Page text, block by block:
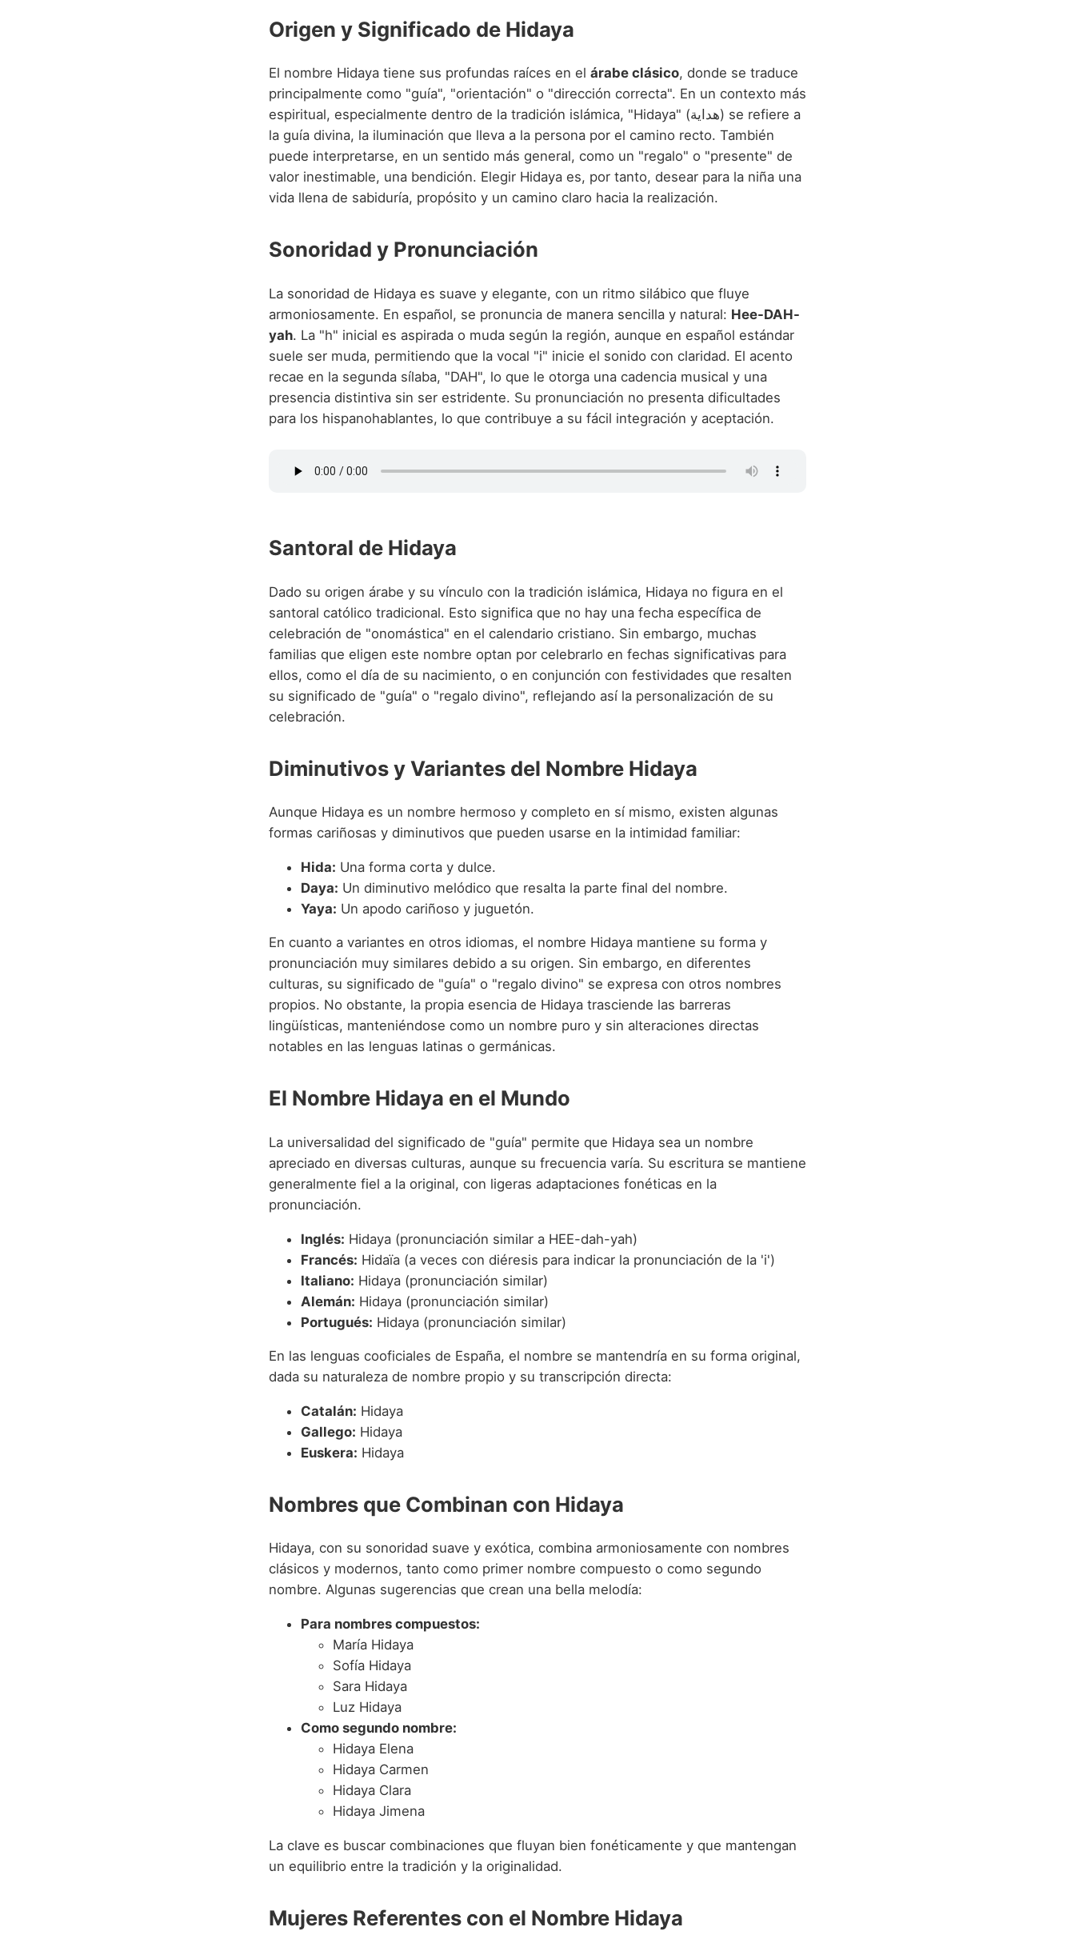
Origen y Significado de Hidaya
El nombre Hidaya tiene sus profundas raíces en el árabe clásico, donde se traduce
principalmente como "guía", "orientación" o "dirección correcta". En un contexto más
espiritual, especialmente dentro de la tradición islámica, "Hidaya" (هدایة) se refiere a
la guía divina, la iluminación que lleva a la persona por el camino recto. También
puede interpretarse, en un sentido más general, como un "regalo" o "presente" de
valor inestimable, una bendición. Elegir Hidaya es, por tanto, desear para la niña una
vida llena de sabiduría, propósito y un camino claro hacia la realización.
Sonoridad y Pronunciación
La sonoridad de Hidaya es suave y elegante, con un ritmo silábico que fluye
armoniosamente. En español, se pronuncia de manera sencilla y natural: Hee-DAH-
yah. La "h" inicial es aspirada o muda según la región, aunque en español estándar
suele ser muda, permitiendo que la vocal "i" inicie el sonido con claridad. El acento
recae en la segunda sílaba, "DAH", lo que le otorga una cadencia musical y una
presencia distintiva sin ser estridente. Su pronunciación no presenta dificultades
para los hispanohablantes, lo que contribuye a su fácil integración y aceptación.
Santoral de Hidaya
Dado su origen árabe y su vínculo con la tradición islámica, Hidaya no figura en el
santoral católico tradicional. Esto significa que no hay una fecha específica de
celebración de "onomástica" en el calendario cristiano. Sin embargo, muchas
familias que eligen este nombre optan por celebrarlo en fechas significativas para
ellos, como el día de su nacimiento, o en conjunción con festividades que resalten
su significado de "guía" o "regalo divino", reflejando así la personalización de su
celebración.
Diminutivos y Variantes del Nombre Hidaya
Aunque Hidaya es un nombre hermoso y completo en sí mismo, existen algunas
formas cariñosas y diminutivos que pueden usarse en la intimidad familiar:
Hida: Una forma corta y dulce.
Daya: Un diminutivo melódico que resalta la parte final del nombre.
Yaya: Un apodo cariñoso y juguetón.
En cuanto a variantes en otros idiomas, el nombre Hidaya mantiene su forma y
pronunciación muy similares debido a su origen. Sin embargo, en diferentes
culturas, su significado de "guía" o "regalo divino" se expresa con otros nombres
propios. No obstante, la propia esencia de Hidaya trasciende las barreras
lingüísticas, manteniéndose como un nombre puro y sin alteraciones directas
notables en las lenguas latinas o germánicas.
El Nombre Hidaya en el Mundo
La universalidad del significado de "guía" permite que Hidaya sea un nombre
apreciado en diversas culturas, aunque su frecuencia varía. Su escritura se mantiene
generalmente fiel a la original, con ligeras adaptaciones fonéticas en la
pronunciación.
Inglés: Hidaya (pronunciación similar a HEE-dah-yah)
Francés: Hidaïa (a veces con diéresis para indicar la pronunciación de la 'i')
Italiano: Hidaya (pronunciación similar)
Alemán: Hidaya (pronunciación similar)
Portugués: Hidaya (pronunciación similar)
En las lenguas cooficiales de España, el nombre se mantendría en su forma original,
dada su naturaleza de nombre propio y su transcripción directa:
Catalán: Hidaya
Gallego: Hidaya
Euskera: Hidaya
Nombres que Combinan con Hidaya
Hidaya, con su sonoridad suave y exótica, combina armoniosamente con nombres
clásicos y modernos, tanto como primer nombre compuesto o como segundo
nombre. Algunas sugerencias que crean una bella melodía:
Para nombres compuestos:
María Hidaya
Sofía Hidaya
Sara Hidaya
Luz Hidaya
Como segundo nombre:
Hidaya Elena
Hidaya Carmen
Hidaya Clara
Hidaya Jimena
La clave es buscar combinaciones que fluyan bien fonéticamente y que mantengan
un equilibrio entre la tradición y la originalidad.
Mujeres Referentes con el Nombre Hidaya